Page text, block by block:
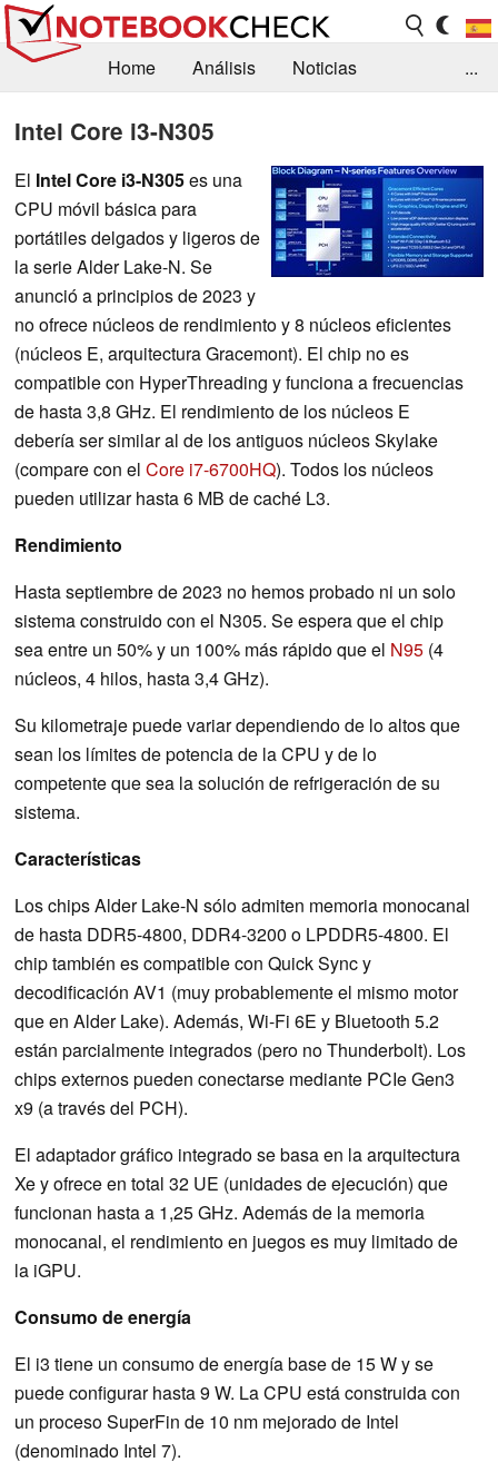
Home Análisis
Noticias
Busca
Contacto
...
Intel Core i3-N305
El Intel Core i3-N305es una
CPU móvil básica para
portátiles delgados y ligeros de
la serie Alder Lake-N. Se
anunció a principios de 2023 y
no ofrece núcleos de rendimiento y 8 núcleos eficientes
(núcleos E, arquitectura Gracemont). El chip no es
compatible con HyperThreading y funciona a frecuencias
de hasta 3,8 GHz. El rendimiento de los núcleos E
debería ser similar al de los antiguos núcleos Skylake
(compare con el Core i7-6700HQ). Todos los núcleos
pueden utilizar hasta 6 MB de caché L3.
Rendimiento
Hasta septiembre de 2023 no hemos probado ni un solo
sistema construido con el N305. Se espera que el chip
sea entre un 50% y un 100% más rápido que el N95 (4
núcleos, 4 hilos, hasta 3,4 GHz).
Su kilometraje puede variar dependiendo de lo altos que
sean los límites de potencia de la CPU y de lo
competente que sea la solución de refrigeración de su
sistema.
Características
Los chips Alder Lake-N sólo admiten memoria monocanal
de hasta DDR5-4800, DDR4-3200 o LPDDR5-4800. El
chip también es compatible con Quick Sync y
decodificación AV1 (muy probablemente el mismo motor
que en Alder Lake). Además, Wi-Fi 6E y Bluetooth 5.2
están parcialmente integrados (pero no Thunderbolt). Los
chips externos pueden conectarse mediante PCIe Gen3
x9 (a través del PCH).
El adaptador gráfico integrado se basa en la arquitectura
Xe y ofrece en total 32 UE (unidades de ejecución) que
funcionan hasta a 1,25 GHz. Además de la memoria
monocanal, el rendimiento en juegos es muy limitado de
la iGPU.
Consumo de energía
El i3 tiene un consumo de energía base de 15 W y se
puede configurar hasta 9 W. La CPU está construida con
un proceso SuperFin de 10 nm mejorado de Intel
(denominado Intel 7).